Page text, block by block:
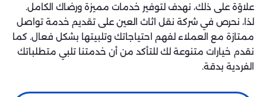
علاوًة على ذلك، نهدف لتوفير خدمات مميزة ورضاك الكامل.
لذا، نحرص في شركة نقل اثاث العين على تقديم خدمة تواصل
ممتازة مع العملاء لفهم احتياجاتك وتلبيتها بشكل فعال. كما
نقدم خيارات متنوعة لك للتأكد من أن خدمتنا تلبي متطلباتك
الفردية بدقة.